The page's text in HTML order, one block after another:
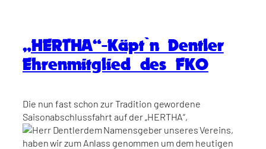
„HERTHA“-Käpt`n Dentler
Ehrenmitglied des FKO
Die nun fast schon zur Tradition gewordene
Saisonabschlussfahrt auf der „HERTHA“,
dem Namensgeber unseres Vereins,
haben wir zum Anlass genommen um dem heutigen